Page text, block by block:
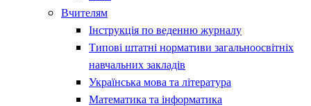
Вчителям
Інструкція по веденню журналу
Типові штатні нормативи загальноосвітніх
навчальних закладів
Українська мова та література
Математика та інформатика